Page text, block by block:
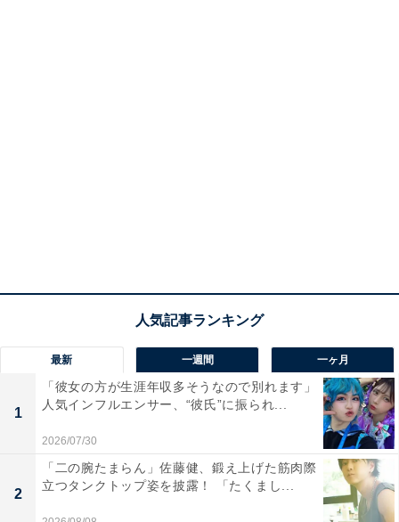
最新 一週間 一ヶ月
1
「彼女の方が生涯年収多そうなので別れます」
人気インフルエンサー、“彼氏”に振られ...
2026/07/30
2
「二の腕たまらん」佐藤健、鍛え上げた筋肉際
立つタンクトップ姿を披露！ 「たくまし...